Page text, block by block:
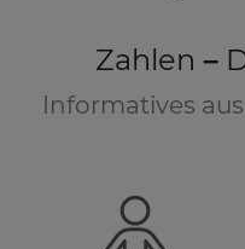
Zahlen –
Informatives